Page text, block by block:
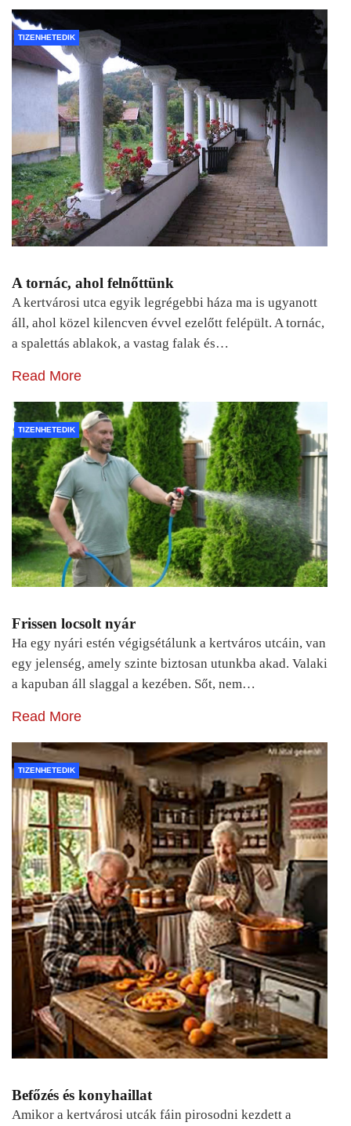
TIZENHETEDIK
A tornác, ahol felnőttünk
A kertvárosi utca egyik legrégebbi háza ma is ugyanott
áll, ahol közel kilencven évvel ezelőtt felépült. A tornác,
a spalettás ablakok, a vastag falak és…
Read More
TIZENHETEDIK
Frissen locsolt nyár
Ha egy nyári estén végigsétálunk a kertváros utcáin, van
egy jelenség, amely szinte biztosan utunkba akad. Valaki
a kapuban áll slaggal a kezében. Sőt, nem…
Read More
TIZENHETEDIK
Befőzés és konyhaillat
Amikor a kertvárosi utcák fáin pirosodni kezdett a